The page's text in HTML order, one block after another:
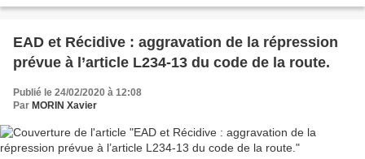
EAD et Récidive : aggravation de la répression
prévue à l’article L234-13 du code de la route.
Publié le 24/02/2020 à 12:08
Par MORIN Xavier